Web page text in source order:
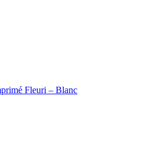
Fleuri – Blanc